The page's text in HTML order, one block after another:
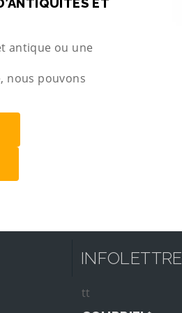
antique ou une
nous pouvons
INFOLETTRE
tt